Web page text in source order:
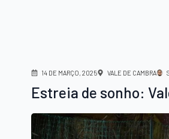
14 DE MARÇO, 2025 VALE DE CAMBRA
Estreia de sonho: